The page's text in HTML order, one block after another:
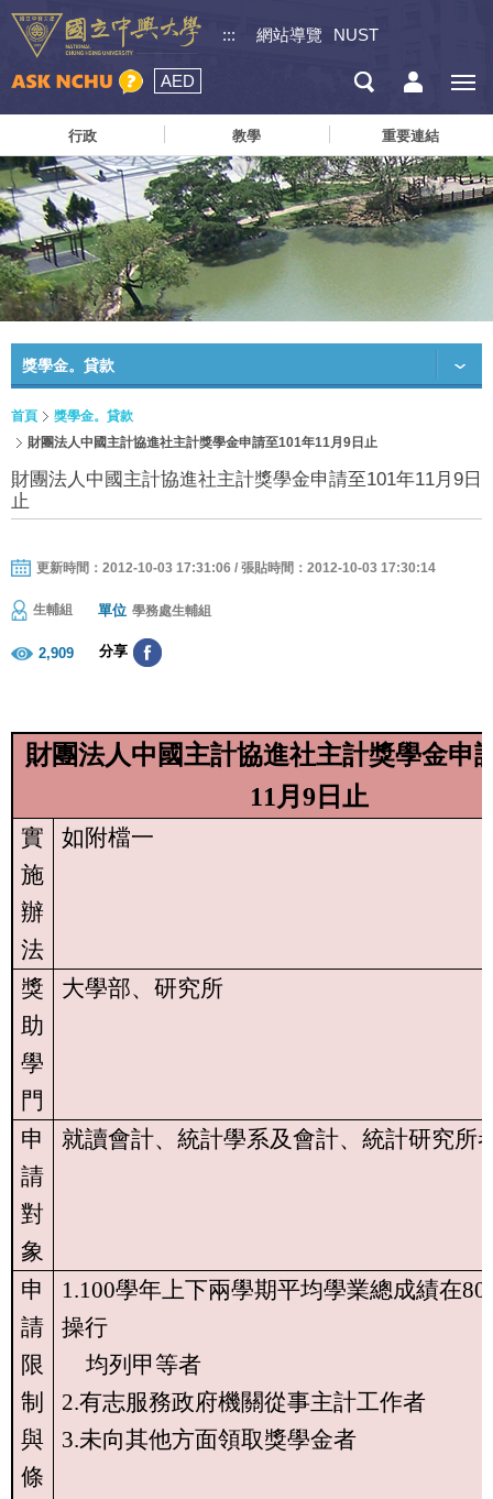
::: 網站導覽 NUST
AED
行政 教學 重要連結
獎學金。貸款
首頁
獎學金。貸款
財團法人中國主計協進社主計獎學金申請至101年11月9日止
財團法人中國主計協進社主計獎學金申請至101年11月9日
止
更新時間：2012-10-03 17:31:06 / 張貼時間：2012-10-03 17:30:14
生輔組 單位 學務處生輔組
2,909 分享
財團法人中國主計協進社主計獎學金申
11 月 9 日止
實
施
辦
法
如附檔一
獎
助
學
門
大學部、研究所
申
請
對
象
就讀會計、統計學系及會計、統計研究所
申
請
限
制
與
條
1.100學年上下兩學期平均學業總成績在80
操行
均列甲等者
2.有志服務政府機關從事主計工作者
3.未向其他方面領取獎學金者